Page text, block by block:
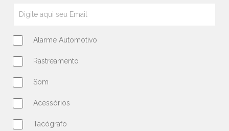
Alarme Automotivo
Rastreamento
Som
Acessórios
Tacógrafo